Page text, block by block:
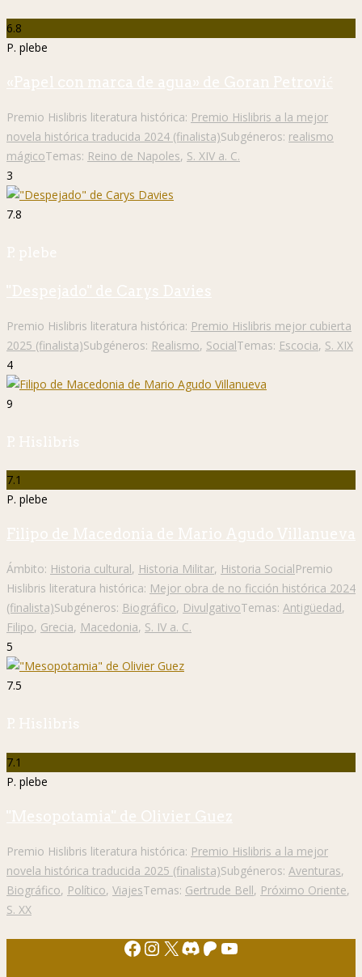
6.8
P. plebe
«Papel con marca de agua» de Goran Petrović
Premio Hislibris literatura histórica: Premio Hislibris a la mejor
novela histórica traducida 2024 (finalista)Subgéneros: realismo
mágicoTemas: Reino de Napoles, S. XIV a. C.
3
7.8
P. plebe
"Despejado" de Carys Davies
Premio Hislibris literatura histórica: Premio Hislibris mejor cubierta
2025 (finalista)Subgéneros: Realismo, SocialTemas: Escocia, S. XIX
4
9
P. Hislibris
7.1
P. plebe
Filipo de Macedonia de Mario Agudo Villanueva
Ámbito: Historia cultural, Historia Militar, Historia SocialPremio
Hislibris literatura histórica: Mejor obra de no ficción histórica 2024
(finalista)Subgéneros: Biográfico, DivulgativoTemas: Antigüedad,
Filipo, Grecia, Macedonia, S. IV a. C.
5
7.5
P. Hislibris
7.1
P. plebe
"Mesopotamia" de Olivier Guez
Premio Hislibris literatura histórica: Premio Hislibris a la mejor
novela histórica traducida 2025 (finalista)Subgéneros: Aventuras,
Biográfico, Político, ViajesTemas: Gertrude Bell, Próximo Oriente,
S. XX
Facebook
Instagram
X Discord
Patreon
YouTube